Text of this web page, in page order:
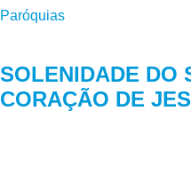
Paróquias
SOLENIDADE DO
CORAÇÃO DE